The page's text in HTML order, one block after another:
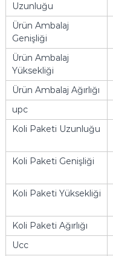
Uzunluğu
Ürün Ambalaj
Genişliği
Ürün Ambalaj
Yüksekliği
Ürün Ambalaj Ağırlığı
upc
Koli Paketi Uzunluğu
Koli Paketi Genişliği
Koli Paketi Yüksekliği
Koli Paketi Ağırlığı
Ucc